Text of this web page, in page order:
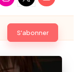
|
Twitter
S'abonner